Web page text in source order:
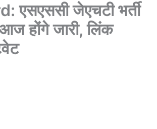
जेएचटी भर्ती
आज होंगे जारी, लिंक